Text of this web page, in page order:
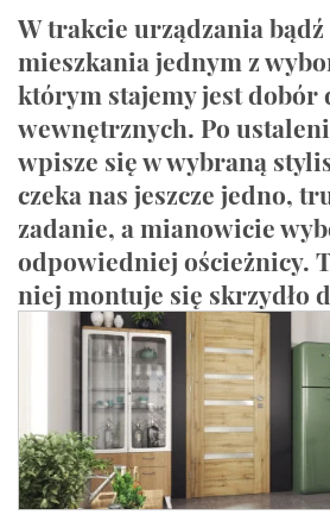
W trakcie urządzania
mieszkania jednym z
którym stajemy jest dobór
wewnętrznych. Po
wpisze się w wybraną
czeka nas jeszcze jedno,
zadanie, a mianowicie
odpowiedniej ościeżnicy.
niej montuje się skrzydło